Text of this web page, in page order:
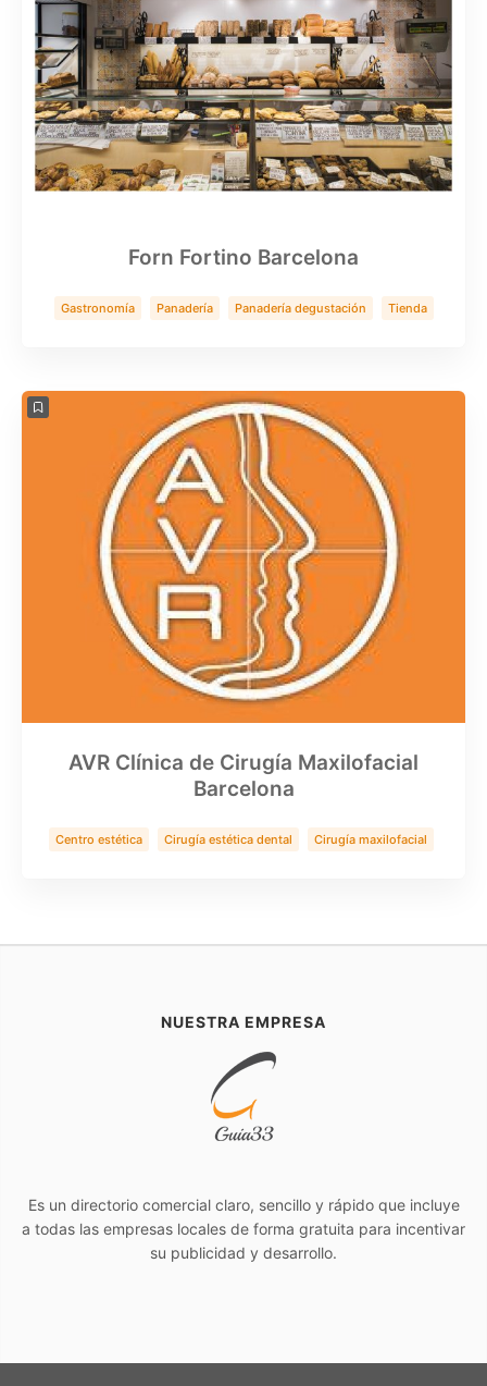
Forn Fortino Barcelona
Gastronomía Panadería Panadería degustación Tienda
AVR Clínica de Cirugía Maxilofacial
Barcelona
Centro estética Cirugía estética dental
Cirugía maxilofacial
NUESTRA EMPRESA
Es un directorio comercial claro, sencillo y rápido que incluye
a todas las empresas locales de forma gratuita para incentivar
su publicidad y desarrollo.